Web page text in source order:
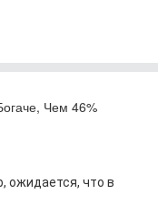
Чем 46%
ожидается, что в